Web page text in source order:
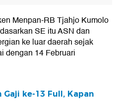
Menpan-RB Tjahjo Kumolo
SE itu ASN dan
ke luar daerah sejak
dengan 14 Februari
Gaji ke-13 Full, Kapan